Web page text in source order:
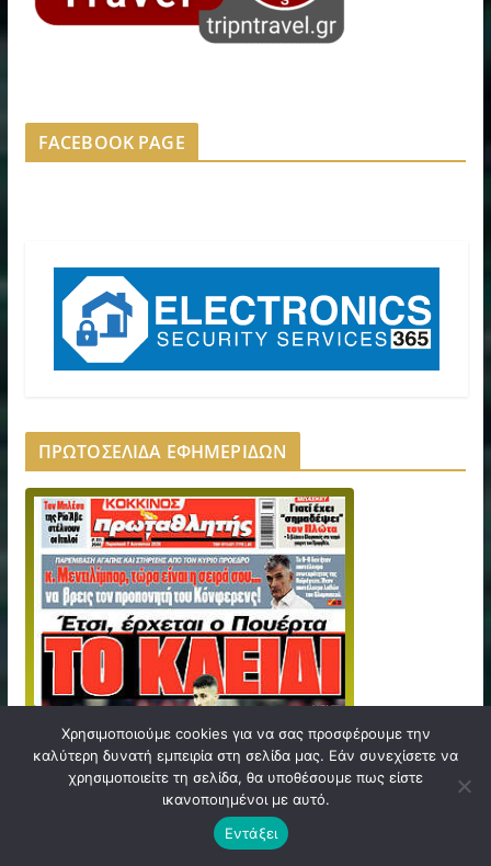
FACEBOOK PAGE
ΠΡΩΤΟΣΕΛΙΔΑ ΕΦΗΜΕΡΙΔΩΝ
Χρησιμοποιούμε cookies για να σας προσφέρουμε την
καλύτερη δυνατή εμπειρία στη σελίδα μας. Εάν συνεχίσετε να
χρησιμοποιείτε τη σελίδα, θα υποθέσουμε πως είστε
ικανοποιημένοι με αυτό.
Εντάξει